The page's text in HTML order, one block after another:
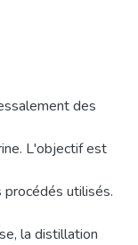
des
L'objectif est
utilisés.
la distillation